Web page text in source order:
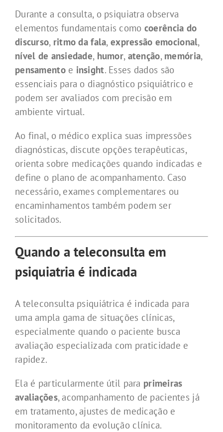
Durante a consulta, o psiquiatra observa
elementos fundamentais como coerência do
discurso, ritmo da fala,expressão emocional,
nível de ansiedade, humor, atenção, memória,
pensamentoe insight. Esses dados são
essenciais para o diagnóstico psiquiátrico e
podem ser avaliados com precisão em
ambiente virtual.
Ao final, o médico explica suas impressões
diagnósticas, discute opções terapêuticas,
orienta sobre medicações quando indicadas e
define o plano de acompanhamento. Caso
necessário, exames complementares ou
encaminhamentos também podem ser
solicitados.
Quando a teleconsulta em
psiquiatria é indicada
A teleconsulta psiquiátrica é indicada para
uma ampla gama de situações clínicas,
especialmente quando o paciente busca
avaliação especializada com praticidade e
rapidez.
Ela é particularmente útil para primeiras
avaliações, acompanhamento de pacientes já
em tratamento, ajustes de medicação e
monitoramento da evolução clínica.